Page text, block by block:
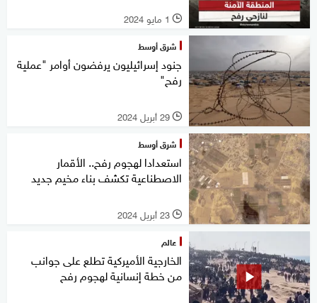
l 1 مايو 2024
شرق أوسط
جنود إسرائيليون يرفضون أوامر "عملية
رفح"
l 29 أبريل 2024
شرق أوسط
استعدادا لهجوم رفح.. الأقمار
الاصطناعية تكشف بناء مخيم جديد
l 23 أبريل 2024
عالم
الخارجية الأميركية تطلع على جوانب
من خطة إنسانية لهجوم رفح